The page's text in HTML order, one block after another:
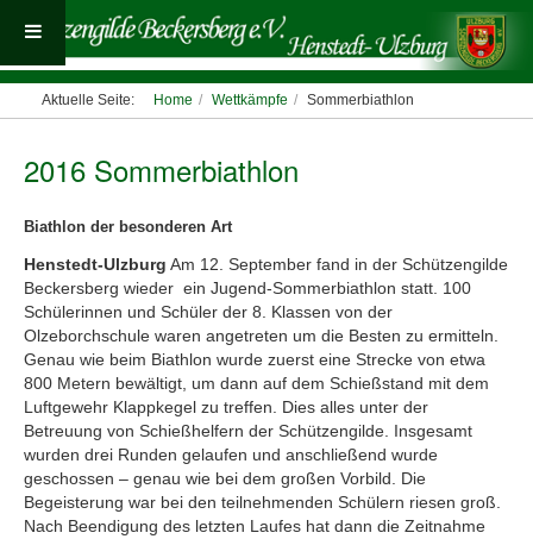
Aktuelle Seite: Home Wettkämpfe Sommerbiathlon
2016 Sommerbiathlon
Biathlon der besonderen Art
Henstedt-Ulzburg Am 12. September fand in der Schützengilde
Beckersberg wieder ein Jugend-Sommerbiathlon statt. 100
Schülerinnen und Schüler der 8. Klassen von der
Olzeborchschule waren angetreten um die Besten zu ermitteln.
Genau wie beim Biathlon wurde zuerst eine Strecke von etwa
800 Metern bewältigt, um dann auf dem Schießstand mit dem
Luftgewehr Klappkegel zu treffen. Dies alles unter der
Betreuung von Schießhelfern der Schützengilde. Insgesamt
wurden drei Runden gelaufen und anschließend wurde
geschossen – genau wie bei dem großen Vorbild. Die
Begeisterung war bei den teilnehmenden Schülern riesen groß.
Nach Beendigung des letzten Laufes hat dann die Zeitnahme